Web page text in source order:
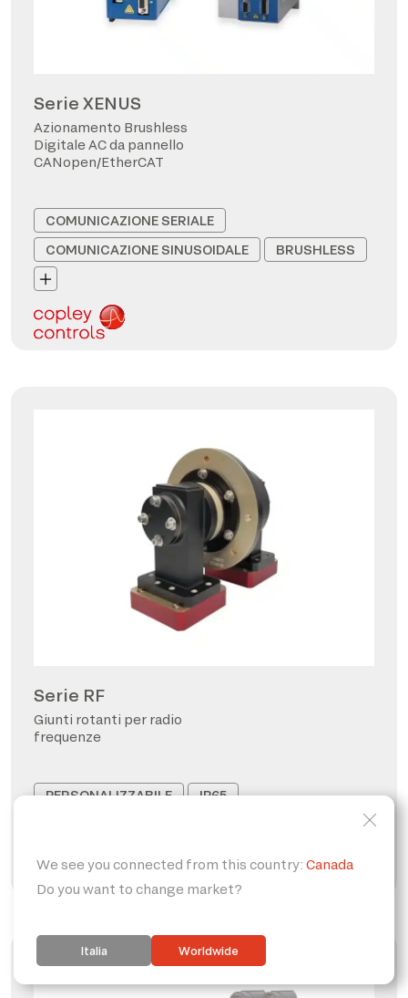
Serie XENUS
Azionamento Brushless
Digitale AC da pannello
CANopen/EtherCAT
COMUNICAZIONE SERIALE
COMUNICAZIONE SINUSOIDALE
BRUSHLESS
Serie RF
Giunti rotanti per radio
frequenze
PERSONALIZZABILE
IP65